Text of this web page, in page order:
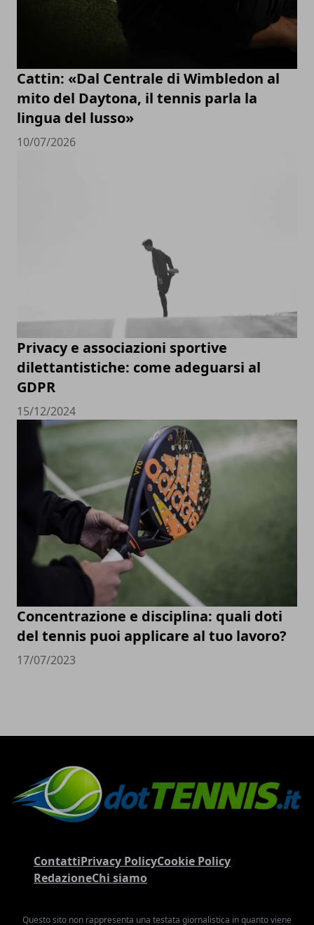
Cattin: «Dal Centrale di Wimbledon al
mito del Daytona, il tennis parla la
lingua del lusso»
10/07/2026
Privacy e associazioni sportive
dilettantistiche: come adeguarsi al
GDPR
15/12/2024
Concentrazione e disciplina: quali doti
del tennis puoi applicare al tuo lavoro?
17/07/2023
ContattiPrivacy PolicyCookie Policy
RedazioneChi siamo
Questo sito non rappresenta una testata giornalistica in quanto viene